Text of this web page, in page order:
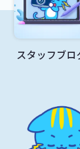
スタッフブロ